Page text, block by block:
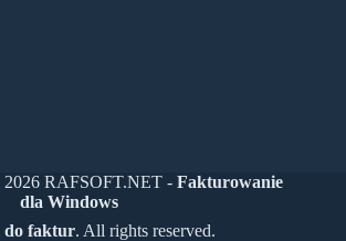
RAFSOFT.NET - Fakturowanie
dla Windows
do faktur. All rights reserved.